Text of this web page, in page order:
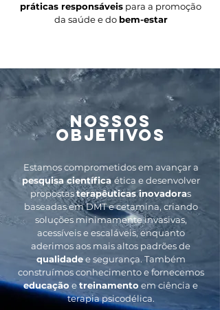
práticas responsáveis para a promoção
da saúde e do bem-estar
nossos
OBJETIVOS
Estamos comprometidos em avançar a
pesquisa científica ética e desenvolver
propostasterapêuticas inovadoras
baseadas em DMT e cetamina, criando
soluções minimamente invasivas,
acessíveis e escaláveis, enquanto
aderimos aos mais altos padrões de
qualidadee segurança. Também
construímos conhecimento e fornecemos
educação etreinamento em ciência e
terapia psicodélica.